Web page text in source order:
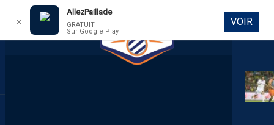
DIRECT
✕
AllezPaillade
GRATUIT
Sur Google Play
VOIR